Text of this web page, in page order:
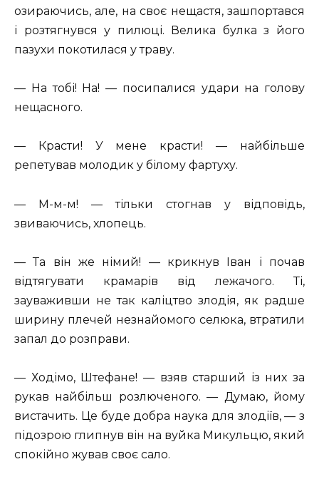
озираючись, але, на своє нещастя, зашпортався
і розтягнувся у пилюці. Велика булка з його
пазухи покотилася у траву.
— На тобі! На! — посипалися удари на голову
нещасного.
— Красти! У мене красти! — найбільше
репетував молодик у білому фартуху.
— М-м-м! — тільки стогнав у відповідь,
звиваючись, хлопець.
— Та він же німий! — крикнув Іван і почав
відтягувати крамарів від лежачого. Ті,
зауваживши не так каліцтво злодія, як радше
ширину плечей незнайомого селюка, втратили
запал до розправи.
— Ходімо, Штефане! — взяв старший із них за
рукав найбільш розлюченого. — Думаю, йому
вистачить. Це буде добра наука для злодіїв, — з
підозрою глипнув він на вуйка Микульцю, який
спокійно жував своє сало.